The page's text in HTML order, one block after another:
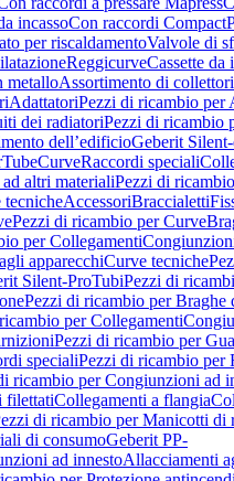
incassoCon raccordi Compact
per riscaldamentoValvole di
ReggicurveCassette da
metalloAssortimento di collettori
AdattatoriPezzi di ricambio per
dei radiatoriPezzi di ricambio
dell’edificioGeberit
CurveRaccordi speciali
altri materialiPezzi di
tecnicheAccessoriBraccialetti
Pezzi di ricambio per Curve
per Collegamenti
apparecchiCurve tecniche
Silent-ProTubiPezzi di
Pezzi di ricambio per Braghe
per Collegamenti
Pezzi di ricambio per
specialiPezzi di ricambio per
ricambio per Congiunzioni ad
filettatiCollegamenti a flangia
di ricambio per Manicotti di
di consumoGeberit PP-
ad innestoAllacciamenti